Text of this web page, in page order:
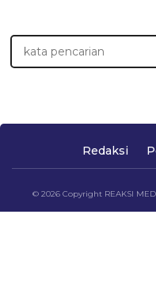
Redaksi
© 2026 Copyright REAKSI